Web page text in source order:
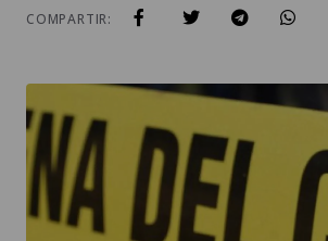
COMPARTIR: